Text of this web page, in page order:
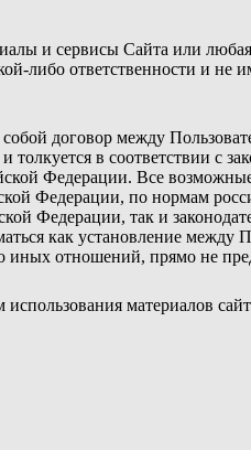
и сервисы Сайта или
либо ответственности и не
договор между
толкуется в соответствии
Федерации. Все
Федерации, по нормам
Федерации, так и
как установление между
иных отношений, прямо не
материалов